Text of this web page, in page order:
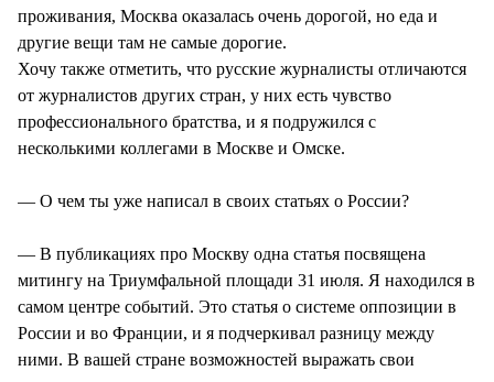
проживания, Москва оказалась очень дорогой, но еда и
другие вещи там не самые дорогие.
Хочу также отметить, что русские журналисты отличаются
от журналистов других стран, у них есть чувство
профессионального братства, и я подружился с
несколькими коллегами в Москве и Омске.
— О чем ты уже написал в своих статьях о России?
— В публикациях про Москву одна статья посвящена
митингу на Триумфальной площади 31 июля. Я находился в
самом центре событий. Это статья о системе оппозиции в
России и во Франции, и я подчеркивал разницу между
ними. В вашей стране возможностей выражать свои